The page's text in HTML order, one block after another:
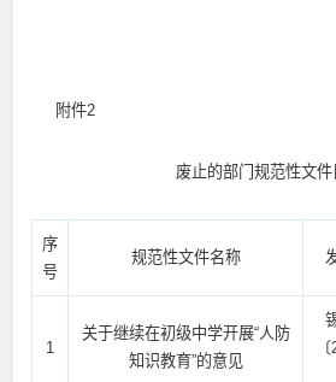
附件2
废止的部门规范性文件
序
号
规范性文件名称
1
关于继续在初级中学开展“人防
知识教育”的意见